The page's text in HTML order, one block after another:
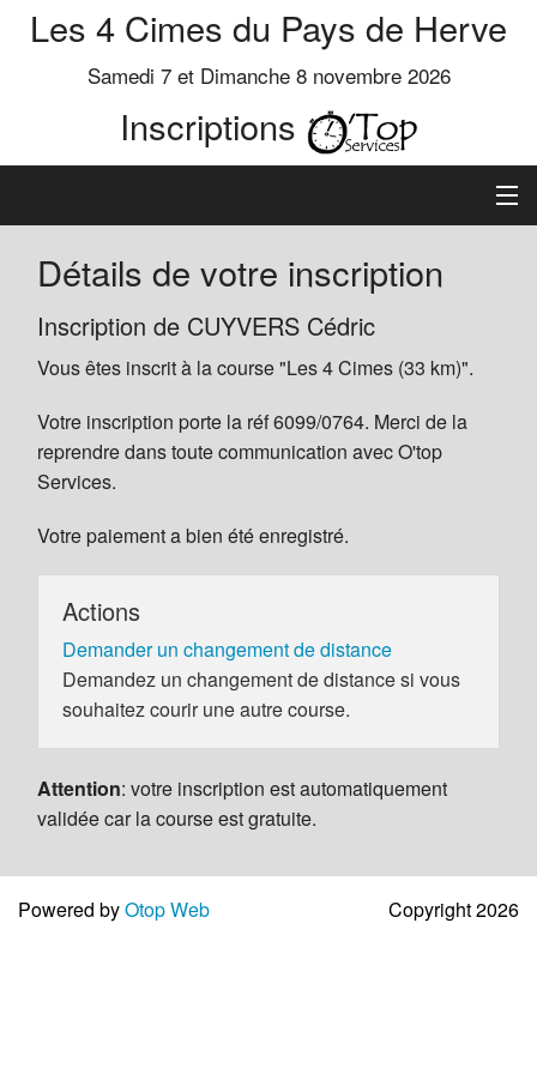
Les 4 Cimes du Pays de Herve
Samedi 7 et Dimanche 8 novembre 2026
Inscriptions
Inscription
Préinscrits
Informations
Détails de votre inscription
Inscription de CUYVERS Cédric
Vous êtes inscrit à la course "Les 4 Cimes (33 km)".
Votre inscription porte la réf 6099/0764. Merci de la
reprendre dans toute communication avec O'top
Services.
Votre paiement a bien été enregistré.
Actions
Demander un changement de distance
Demandez un changement de distance si vous
souhaitez courir une autre course.
Attention: votre inscription est automatiquement
validée car la course est gratuite.
Powered byOtop Web Copyright 2026